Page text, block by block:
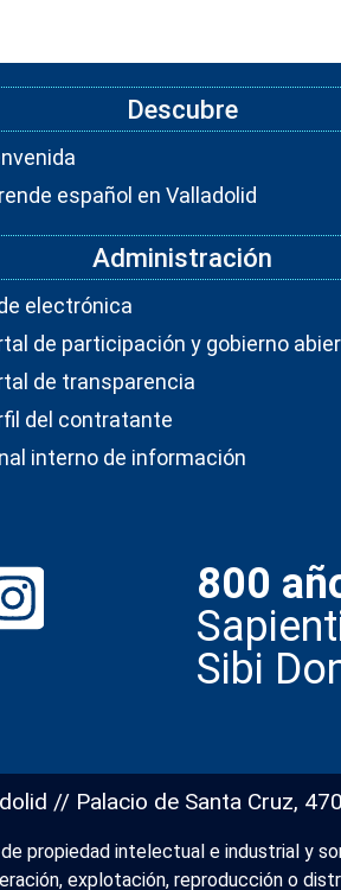
Descubre
español en Valladolid
Administración
electrónica
de participación y gobierno
de transparencia
del contratante
interno de información
800
Sibi
// Palacio de Santa Cruz,
propiedad intelectual e industrial y
explotación, reproducción o